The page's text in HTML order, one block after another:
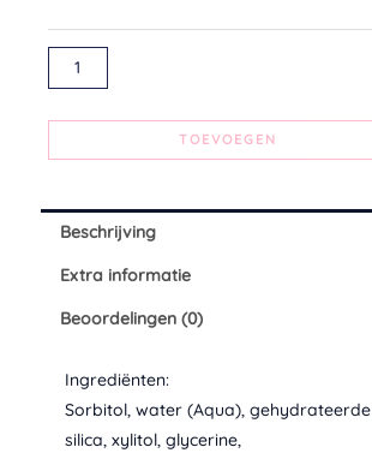
S
S
S
:
O
TOEVOEGEN
Beschrijving
Extra informatie
Beoordelingen (0)
Ingrediënten:
Sorbitol, water (Aqua), gehydrateerde
silica, xylitol, glycerine,